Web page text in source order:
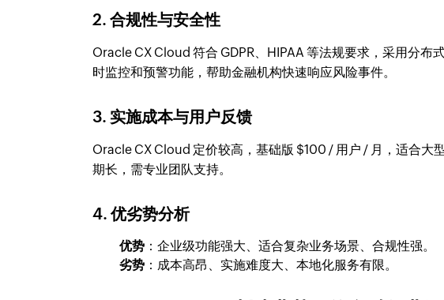
2. 合规性与安全性
Oracle CX Cloud 符合 GDPR、HIPAA 等法规要求，采用分
时监控和预警功能，帮助金融机构快速响应风险事件。
3. 实施成本与用户反馈
Oracle CX Cloud 定价较高，基础版 $100 / 用户 / 月，适合大
期长，需专业团队支持。
4. 优劣势分析
优势 ：企业级功能强大、适合复杂业务场景、合规性强。
劣势 ：成本高昂、实施难度大、本地化服务有限。